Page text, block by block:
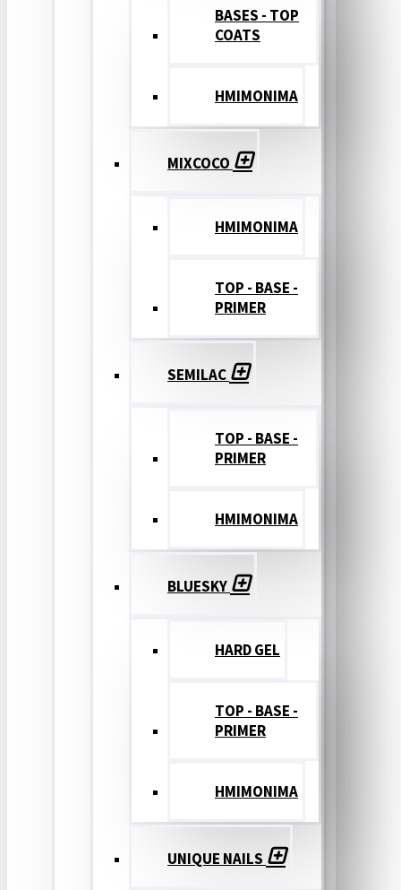
BASES - TOP
COATS
ΗΜΙΜΟΝΙΜΑ
MIXCOCO
HMIMONIMA
TOP - BASE -
PRIMER
SEMILAC
TOP - BASE -
PRIMER
ΗΜΙΜΟΝΙΜΑ
BLUESKY
HARD GEL
TOP - BASE -
PRIMER
ΗΜΙΜΟΝΙΜΑ
UNIQUE NAILS